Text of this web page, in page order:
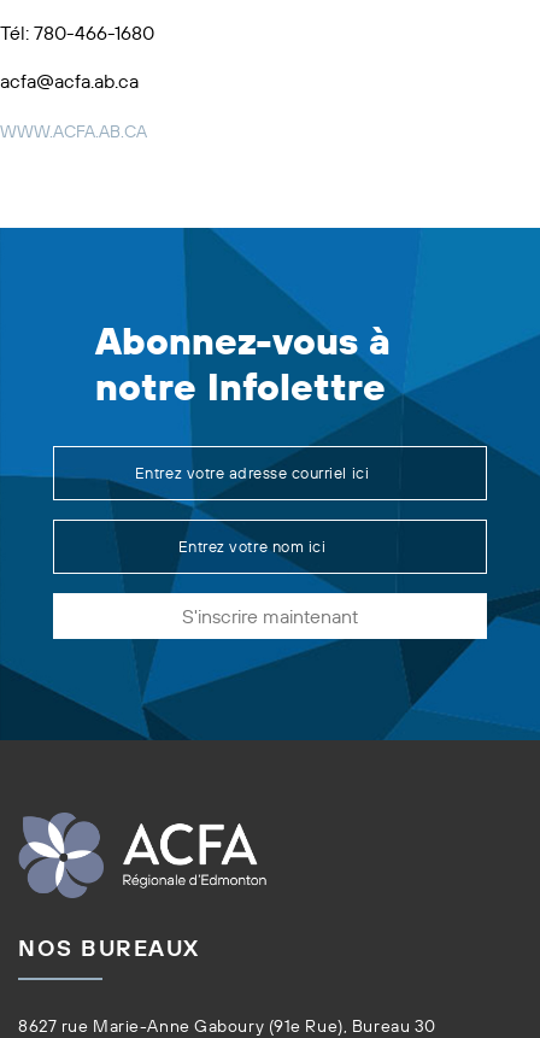
Tél: 780-466-1680
acfa@acfa.ab.ca
WWW.ACFA.AB.CA
Abonnez-vous à
notre Infolettre
S'inscrire maintenant
NOS BUREAUX
8627 rue Marie-Anne Gaboury (91e Rue), Bureau 30